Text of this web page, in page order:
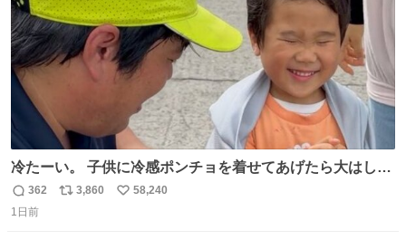
冷たーい。 子供に冷感ポンチョを着せてあげたら大はしゃ
ぎで喜んでくれました。 こんな素敵な代物を提供してくれ
た山口県の恩師に感謝。
返
信
362
リ
3,860
い
58,240
1日前